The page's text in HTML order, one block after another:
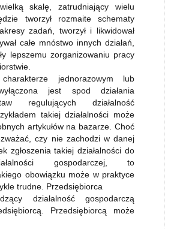
skalę, zatrudniający wielu
tworzył rozmaite schematy
zadań, tworzył i likwidował
całe mnóstwo innych działań,
lepszemu zorganizowaniu pracy
jednorazowym lub
jest spod działania
regulujących działalność
takiej działalności może
artykułów na bazarze. Choć
czy nie zachodzi w danej
zgłoszenia takiej działalności do
gospodarczej, to
obowiązku może w praktyce
trudne. Przedsiębiorca
działalność gospodarczą
Przedsiębiorcą może